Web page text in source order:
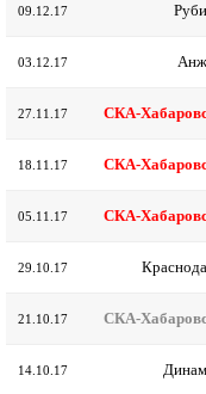
09.12.17
03.12.17
27.11.17 СКА-
18.11.17 СКА-
05.11.17 СКА-
29.10.17
21.10.17 СКА-
14.10.17